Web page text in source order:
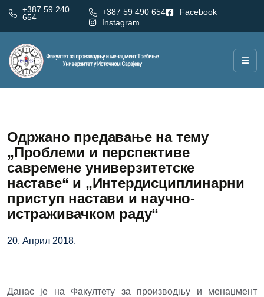
+387 59 240
654
+387 59 490 654
Facebook
Instagram
Одржано предавање на тему
„Проблеми и перспективе
савремене универзитетске
наставе“ и „Интердисциплинарни
приступ настави и научно-
истраживачком раду“
20. Април 2018.
Данас је на Факултету за производњу и менаџмент